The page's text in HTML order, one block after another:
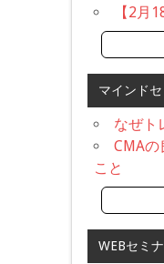
【2月
マインドセ
なぜト
CMA
こと
WEBセミ